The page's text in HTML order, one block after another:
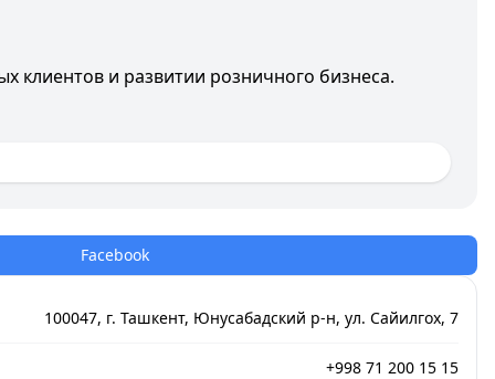
клиентов и развитии розничного бизнеса.
Facebook
100047, г. Ташкент, Юнусабадский р-н, ул. Сайилгох, 7
+998 71 200 15 15